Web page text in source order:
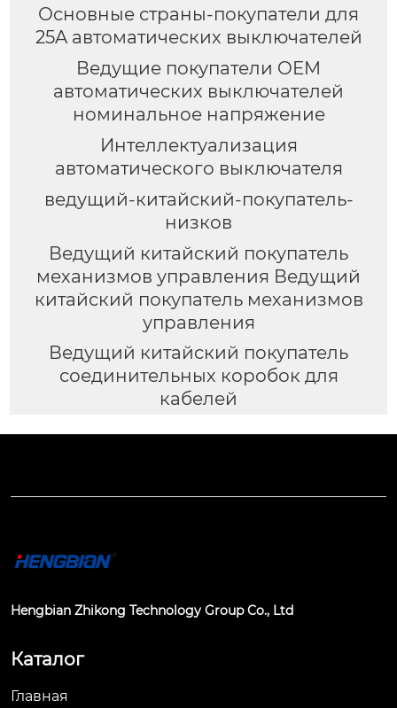
Основные страны-покупатели для
25A автоматических выключателей
Ведущие покупатели OEM
автоматических выключателей
номинальное напряжение
Интеллектуализация
автоматического выключателя
ведущий-китайский-покупатель-
низков
Ведущий китайский покупатель
механизмов управления Ведущий
китайский покупатель механизмов
управления
Ведущий китайский покупатель
соединительных коробок для
кабелей
Hengbian Zhikong Technology Group Co., Ltd
Каталог
Главная